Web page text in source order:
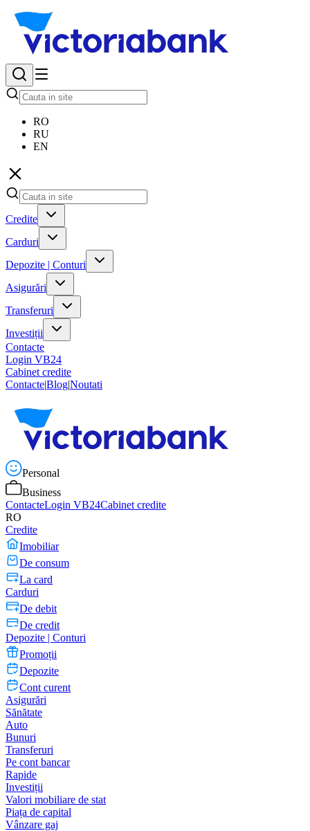
RO
RU
EN
Credite
Carduri
Depozite | Conturi
Asigurări
Transferuri
Investiții
Contacte
Login VB24
Cabinet credite
Contacte|Blog|Noutati
Personal
Business
ContacteLogin VB24Cabinet credite
RO
Credite
Imobiliar
De consum
La card
Carduri
De debit
De credit
Depozite | Conturi
Promoții
Depozite
Cont curent
Asigurări
Sănătate
Auto
Bunuri
Transferuri
Pe cont bancar
Rapide
Investiții
Valori mobiliare de stat
Piața de capital
Vânzare gaj